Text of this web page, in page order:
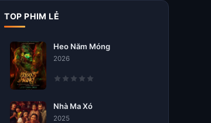
TOP PHIM LẺ
Heo Năm Móng
2026
Nhà Ma Xó
2025